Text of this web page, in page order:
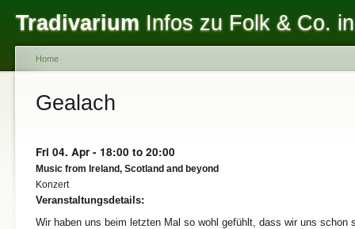
Tradivarium Infos zu Folk & Co.
You are here
Home
Gealach
Fri 04. Apr - 18:00 to 20:00
Music from Ireland, Scotland and beyond
Konzert
Veranstaltungsdetails:
Wir haben uns beim letzten Mal so wohl gefühlt, dass wir uns schon